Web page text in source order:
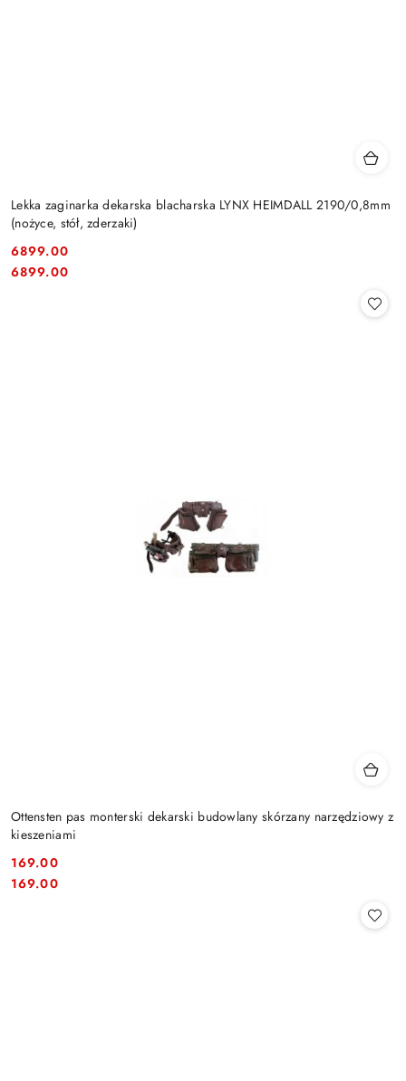
Lekka zaginarka dekarska blacharska LYNX HEIMDALL 2190/0,8mm
(nożyce, stół, zderzaki)
Cena:
6899.00
Cena:
6899.00
Ottensten pas monterski dekarski budowlany skórzany narzędziowy z
kieszeniami
Cena:
169.00
Cena:
169.00